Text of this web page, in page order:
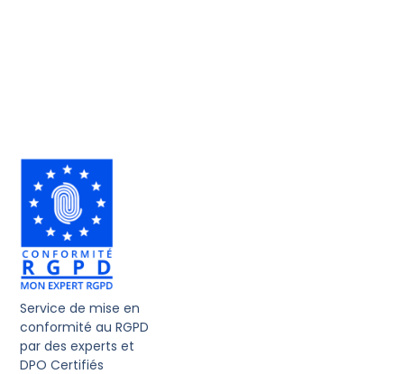
Service de mise en
conformité au RGPD
par des experts et
DPO Certifiés